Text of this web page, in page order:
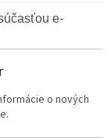
e-
o nových